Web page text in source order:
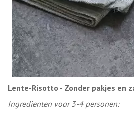
Lente-Risotto - Zonder pakjes en
Ingredienten voor 3-4 personen: